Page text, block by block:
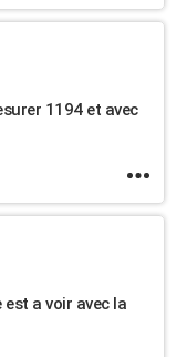
1194 et avec
a voir avec la